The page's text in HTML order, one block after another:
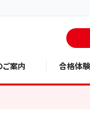
ご案内 合格体